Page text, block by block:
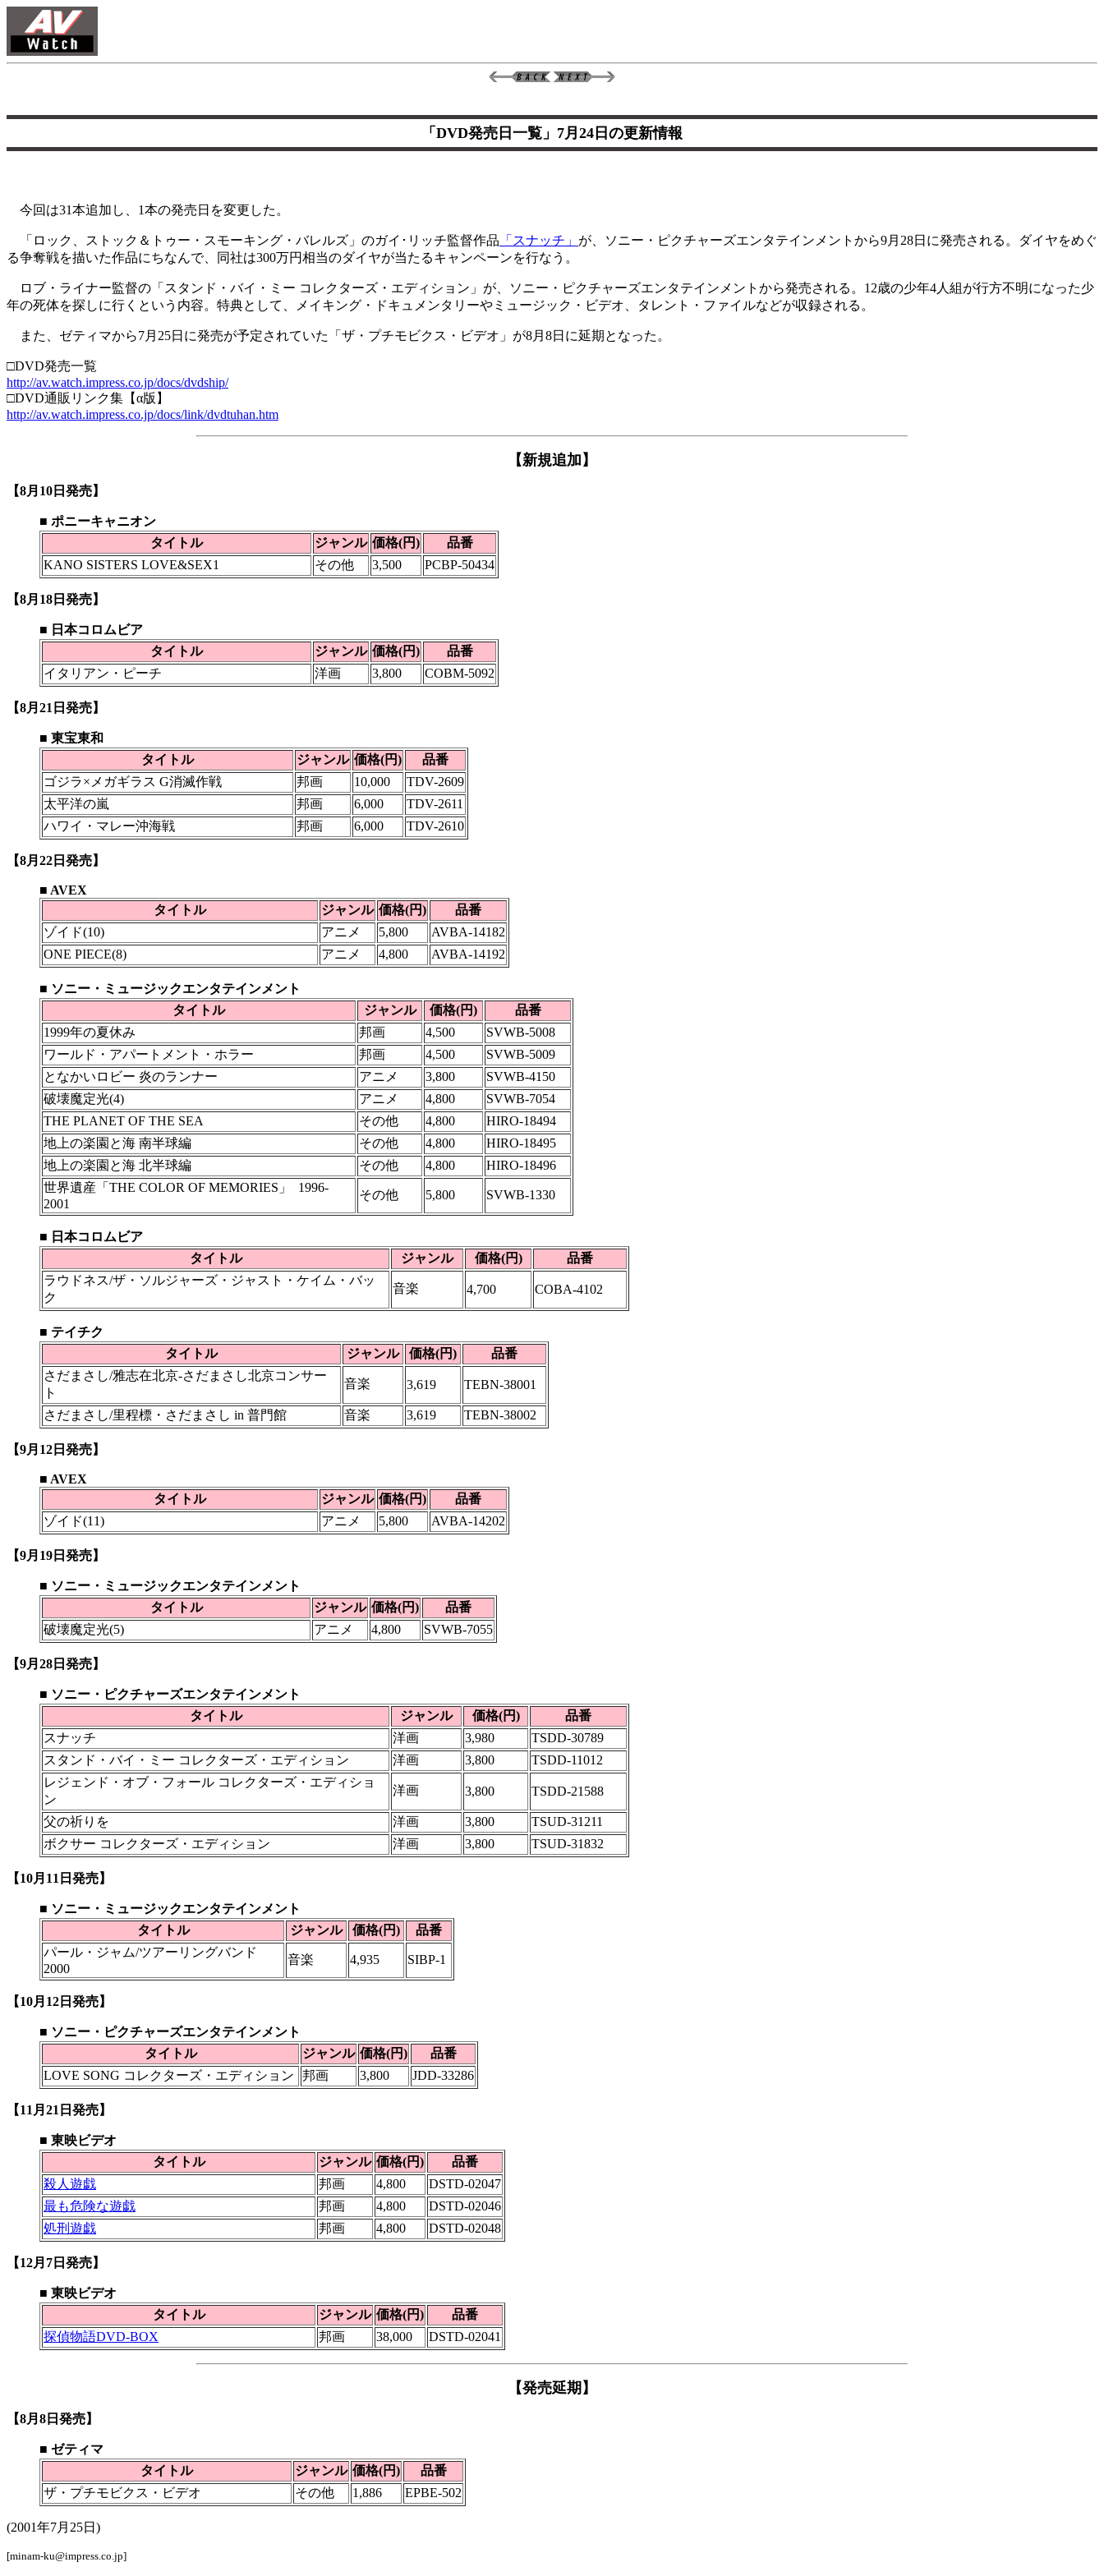
「DVD発売日一覧」7月24日の更新情報
今回は31本追加し、1本の発売日を変更した。
「ロック、ストック＆トゥー・スモーキング・バレルズ」のガイ･リッチ監督作品 「スナッチ」 が、ソニー・ピクチャーズエンタテインメントから9月28日に発売される。ダイヤをめぐ
る争奪戦を描いた作品にちなんで、同社は300万円相当のダイヤが当たるキャンペーンを行なう。
ロブ・ライナー監督の「スタンド・バイ・ミー コレクターズ・エディション」が、ソニー・ピクチャーズエンタテインメントから発売される。12歳の少年4人組が行方不明になった少
年の死体を探しに行くという内容。特典として、メイキング・ドキュメンタリーやミュージック・ビデオ、タレント・ファイルなどが収録される。
また、ゼティマから7月25日に発売が予定されていた「ザ・プチモビクス・ビデオ」が8月8日に延期となった。
□DVD発売一覧
http://av.watch.impress.co.jp/docs/dvdship/
□DVD通販リンク集【α版】
http://av.watch.impress.co.jp/docs/link/dvdtuhan.htm
【新規追加】
【8月10日発売】
■ ポニーキャニオン
タイトル
ジャンル 価格(円)
品番
KANO SISTERS LOVE&SEX1
その他 3,500 PCBP-50434
【8月18日発売】
■ 日本コロムビア
タイトル
ジャンル 価格(円)
品番
イタリアン・ピーチ
洋画 3,800 COBM-5092
【8月21日発売】
■ 東宝東和
タイトル
ジャンル 価格(円)
品番
ゴジラ×メガギラス G消滅作戦
邦画 10,000
TDV-2609
太平洋の嵐
邦画 6,000
TDV-2611
ハワイ・マレー沖海戦
邦画 6,000 TDV-2610
【8月22日発売】
■ AVEX
タイトル
ジャンル 価格(円)
品番
ゾイド(10)
アニメ 5,800
AVBA-14182
ONE PIECE(8)
アニメ 4,800 AVBA-14192
■ ソニー・ミュージックエンタテインメント
タイトル
ジャンル 価格(円)
品番
1999年の夏休み
邦画 4,500
SVWB-5008
ワールド・アパートメント・ホラー
邦画 4,500
SVWB-5009
となかいロビー 炎のランナー
アニメ 3,800
SVWB-4150
破壊魔定光(4)
アニメ 4,800
SVWB-7054
THE PLANET OF THE SEA
その他 4,800
HIRO-18494
地上の楽園と海 南半球編
その他 4,800
HIRO-18495
地上の楽園と海 北半球編
その他 4,800
HIRO-18496
世界遺産「THE COLOR OF MEMORIES」 1996-
2001
その他 5,800 SVWB-1330
■ 日本コロムビア
タイトル
ジャンル 価格(円)
品番
ラウドネス/ザ・ソルジャーズ・ジャスト・ケイム・バッ
ク
音楽 4,700 COBA-4102
■ テイチク
タイトル
ジャンル 価格(円)
品番
さだまさし/雅志在北京‐さだまさし北京コンサー
ト
音楽 3,619 TEBN-38001
さだまさし/里程標・さだまさし in 普門館 音楽 3,619 TEBN-38002
【9月12日発売】
■ AVEX
タイトル
ジャンル 価格(円)
品番
ゾイド(11)
アニメ 5,800 AVBA-14202
【9月19日発売】
■ ソニー・ミュージックエンタテインメント
タイトル
ジャンル 価格(円)
品番
破壊魔定光(5)
アニメ 4,800 SVWB-7055
【9月28日発売】
■ ソニー・ピクチャーズエンタテインメント
タイトル
ジャンル 価格(円)
品番
スナッチ
洋画 3,980
TSDD-30789
スタンド・バイ・ミー コレクターズ・エディション
洋画 3,800
TSDD-11012
レジェンド・オブ・フォール コレクターズ・エディショ
ン
洋画 3,800 TSDD-21588
父の祈りを 洋画 3,800
TSUD-31211
ボクサー コレクターズ・エディション
洋画 3,800 TSUD-31832
【10月11日発売】
■ ソニー・ミュージックエンタテインメント
タイトル
ジャンル 価格(円)
品番
パール・ジャム/ツアーリングバンド
2000
音楽 4,935 SIBP-1
【10月12日発売】
■ ソニー・ピクチャーズエンタテインメント
タイトル
ジャンル 価格(円)
品番
LOVE SONG コレクターズ・エディション
邦画 3,800 JDD-33286
【11月21日発売】
■ 東映ビデオ
タイトル
ジャンル 価格(円)
品番
殺人遊戯
邦画 4,800
DSTD-02047
最も危険な遊戯
邦画 4,800
DSTD-02046
処刑遊戯
邦画 4,800 DSTD-02048
【12月7日発売】
■ 東映ビデオ
タイトル
ジャンル 価格(円)
品番
探偵物語DVD-BOX
邦画 38,000 DSTD-02041
【発売延期】
【8月8日発売】
■ ゼティマ
タイトル
ジャンル 価格(円)
品番
ザ・プチモビクス・ビデオ
その他 1,886 EPBE-502
(2001年7月25日)
[minam-ku@impress.co.jp]